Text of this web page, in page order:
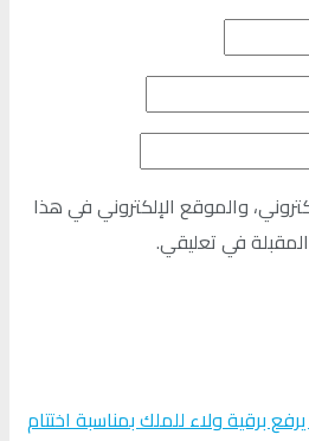
والموقع الإلكتروني في هذا
في تعليقي.